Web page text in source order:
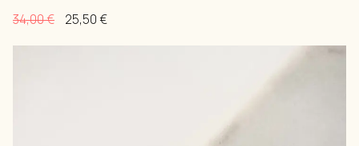
34,00€ 25,50€